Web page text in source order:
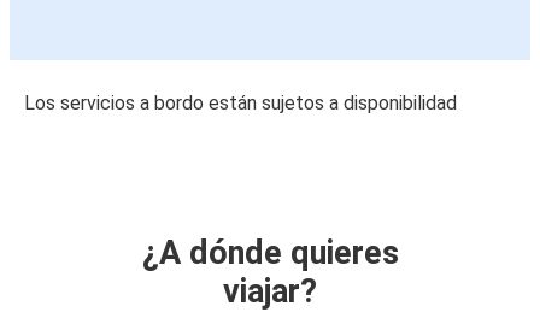
Los servicios a bordo están sujetos a disponibilidad
¿A dónde quieres
viajar?